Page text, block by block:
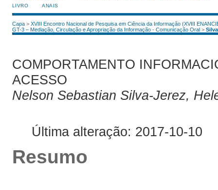
LIVRO
ANAIS
Capa> XVIII Encontro Nacional de Pesquisa em Ciência da Informação (XVIII
GT-3 – Mediação, Circulação e Apropriação da Informação - Comunicação Oral>
COMPORTAMENTO
ACESSO
Nelson Sebastian Silva-Jerez,
Última alteração: 2017-10-10
Resumo